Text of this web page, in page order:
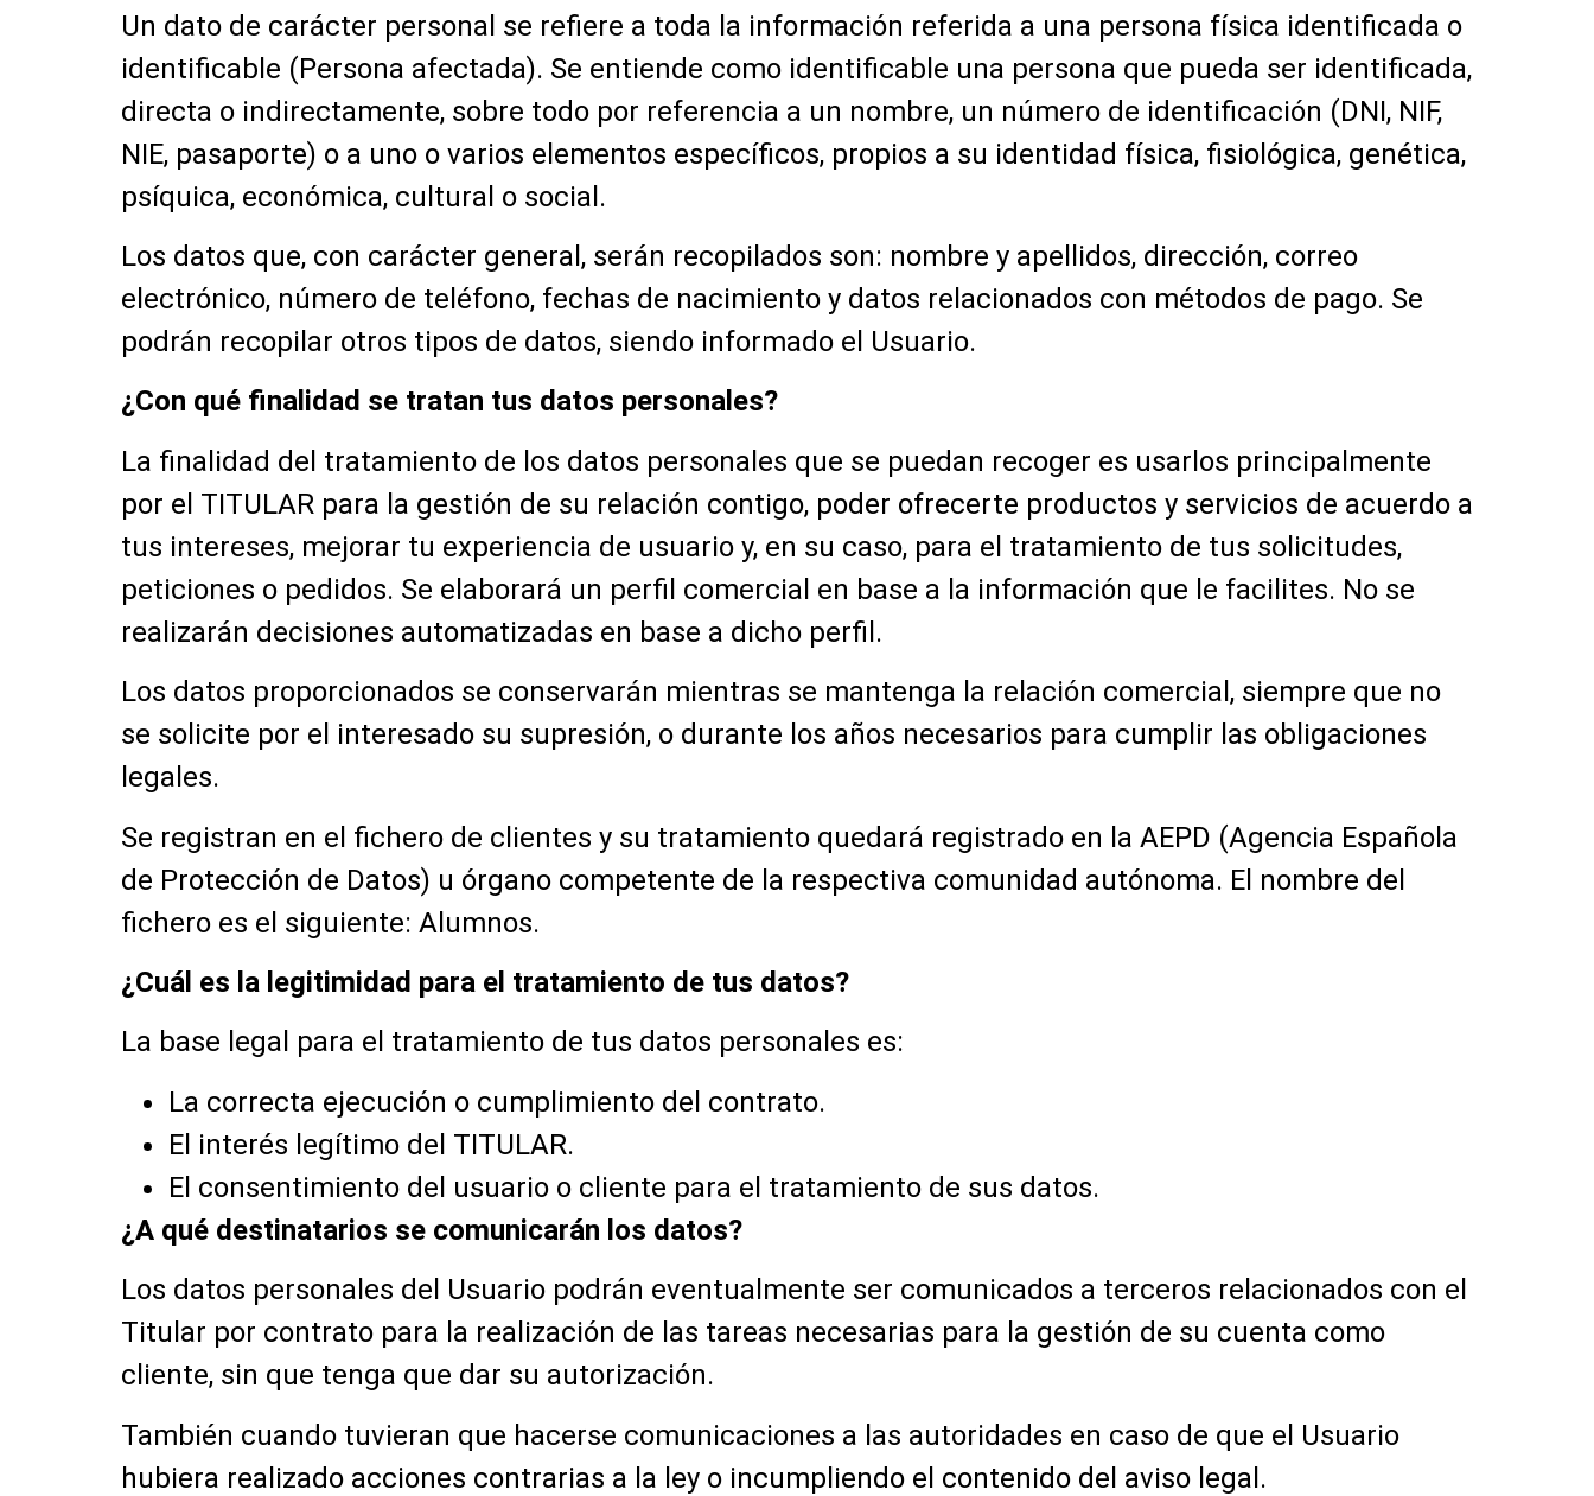
Un dato de carácter personal se refiere a toda la información referida a una persona física identificada o
identificable (Persona afectada). Se entiende como identificable una persona que pueda ser identificada,
directa o indirectamente, sobre todo por referencia a un nombre, un número de identificación (DNI, NIF,
NIE, pasaporte) o a uno o varios elementos específicos, propios a su identidad física, fisiológica, genética,
psíquica, económica, cultural o social.
Los datos que, con carácter general, serán recopilados son: nombre y apellidos, dirección, correo
electrónico, número de teléfono, fechas de nacimiento y datos relacionados con métodos de pago. Se
podrán recopilar otros tipos de datos, siendo informado el Usuario.
¿Con qué finalidad se tratan tus datos personales?
La finalidad del tratamiento de los datos personales que se puedan recoger es usarlos principalmente
por el TITULAR para la gestión de su relación contigo, poder ofrecerte productos y servicios de acuerdo a
tus intereses, mejorar tu experiencia de usuario y, en su caso, para el tratamiento de tus solicitudes,
peticiones o pedidos. Se elaborará un perfil comercial en base a la información que le facilites. No se
realizarán decisiones automatizadas en base a dicho perfil.
Los datos proporcionados se conservarán mientras se mantenga la relación comercial, siempre que no
se solicite por el interesado su supresión, o durante los años necesarios para cumplir las obligaciones
legales.
Se registran en el fichero de clientes y su tratamiento quedará registrado en la AEPD (Agencia Española
de Protección de Datos) u órgano competente de la respectiva comunidad autónoma. El nombre del
fichero es el siguiente: Alumnos.
¿Cuál es la legitimidad para el tratamiento de tus datos?
La base legal para el tratamiento de tus datos personales es:
La correcta ejecución o cumplimiento del contrato.
El interés legítimo del TITULAR.
El consentimiento del usuario o cliente para el tratamiento de sus datos.
¿A qué destinatarios se comunicarán los datos?
Los datos personales del Usuario podrán eventualmente ser comunicados a terceros relacionados con el
Titular por contrato para la realización de las tareas necesarias para la gestión de su cuenta como
cliente, sin que tenga que dar su autorización.
También cuando tuvieran que hacerse comunicaciones a las autoridades en caso de que el Usuario
hubiera realizado acciones contrarias a la ley o incumpliendo el contenido del aviso legal.